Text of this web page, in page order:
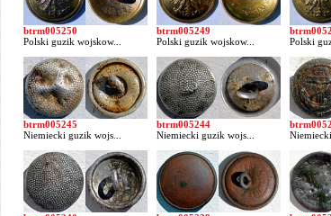
btrm005250
Polski guzik wojskow...
btrm005249
Polski guzik wojskow...
Polski
btrm005245
Niemiecki guzik wojs...
btrm005244
Niemiecki guzik wojs...